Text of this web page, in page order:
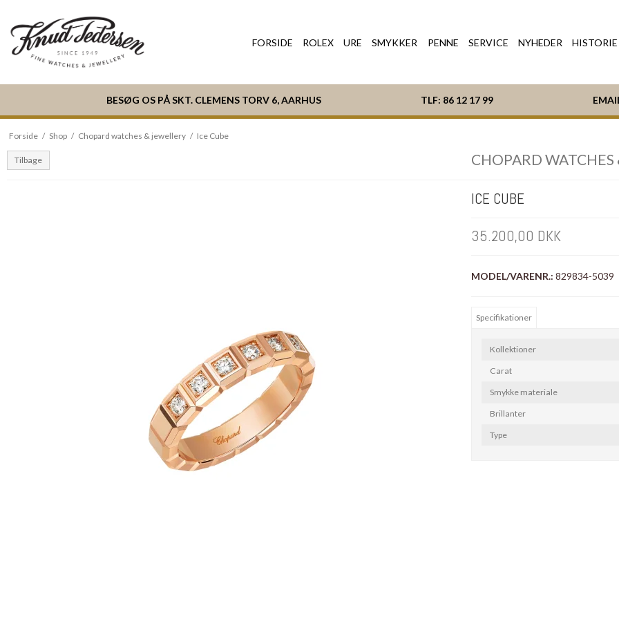
FORSIDE ROLEX URE SMYKKER PENNE SERVICE NYHEDER HISTORIE
BESØG OS PÅ SKT. CLEMENS TORV 6, AARHUS TLF: 86 12 17 99
Forside / Shop / Chopard watches & jewellery / Ice Cube
Tilbage CHOPARD WATCHES
ICE CUBE
35.200,00 DKK
MODEL/VARENR.: 829834-5039
Specifikationer
Kollektioner
Carat
Smykke materiale
Brillanter
Type